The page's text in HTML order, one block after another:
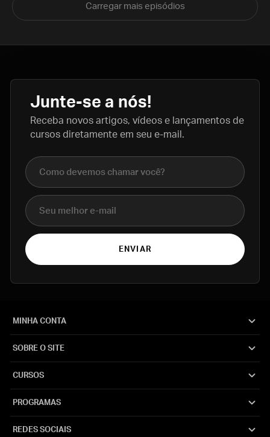
Carregar mais episódios
Junte-se a nós!
Receba novos artigos, vídeos e lançamentos de
cursos diretamente em seu e-mail.
Nome completo
E-mail
ENVIAR
MINHA CONTA
SOBRE O SITE
CURSOS
PROGRAMAS
REDES SOCIAIS